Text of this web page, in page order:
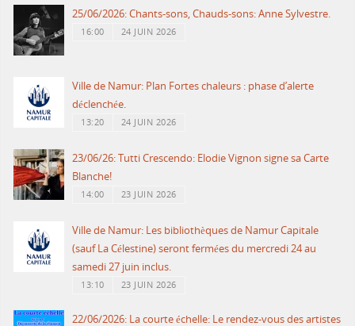
25/06/2026: Chants-sons, Chauds-sons: Anne Sylvestre.
16:00 24 JUIN 2026
Ville de Namur: Plan Fortes chaleurs : phase d’alerte
déclenchée.
13:20 24 JUIN 2026
23/06/26: Tutti Crescendo: Elodie Vignon signe sa Carte
Blanche!
14:00 23 JUIN 2026
Ville de Namur: Les bibliothèques de Namur Capitale
(sauf La Célestine) seront fermées du mercredi 24 au
samedi 27 juin inclus.
13:10 23 JUIN 2026
22/06/2026: La courte échelle: Le rendez-vous des artistes